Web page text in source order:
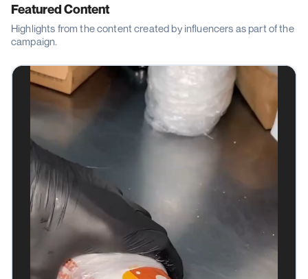
Featured Content
Highlights from the content created by influencers as part of the
campaign.